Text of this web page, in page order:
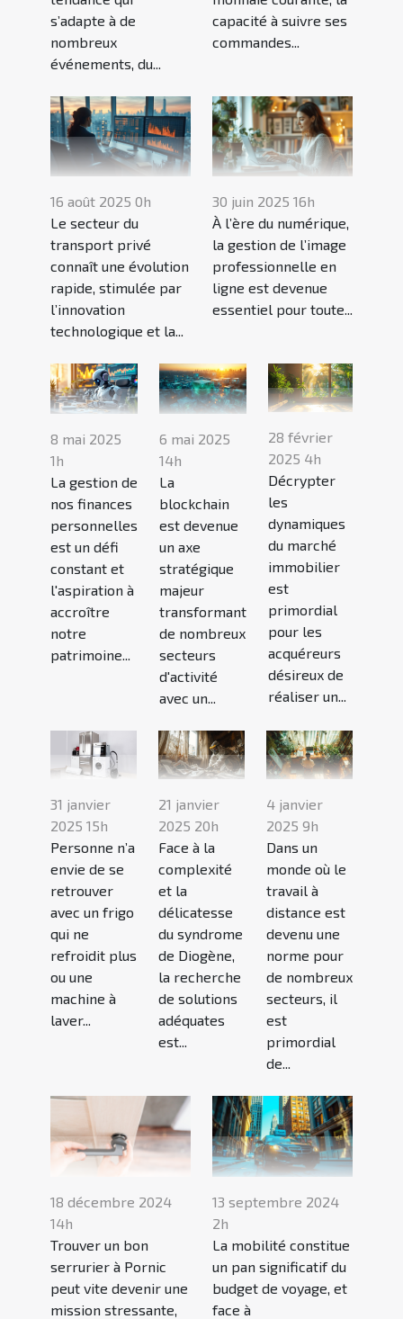
s’adapte à de
nombreux
événements, du...
capacité à suivre ses
commandes...
16 août 2025 0h
Le secteur du
transport privé
connaît une évolution
rapide, stimulée par
l’innovation
technologique et la...
30 juin 2025 16h
À l’ère du numérique,
la gestion de l’image
professionnelle en
ligne est devenue
essentiel pour toute...
8 mai 2025
1h
La gestion de
nos finances
personnelles
est un défi
constant et
l'aspiration à
accroître
notre
patrimoine...
6 mai 2025
14h
La
blockchain
est devenue
un axe
stratégique
majeur
transformant
de nombreux
secteurs
d'activité
avec un...
28 février
2025 4h
Décrypter
les
dynamiques
du marché
immobilier
est
primordial
pour les
acquéreurs
désireux de
réaliser un...
31 janvier
2025 15h
Personne n’a
envie de se
retrouver
avec un frigo
qui ne
refroidit plus
ou une
machine à
laver...
21 janvier
2025 20h
Face à la
complexité
et la
délicatesse
du syndrome
de Diogène,
la recherche
de solutions
adéquates
est...
4 janvier
2025 9h
Dans un
monde où le
travail à
distance est
devenu une
norme pour
de nombreux
secteurs, il
est
primordial
de...
18 décembre 2024
14h
Trouver un bon
serrurier à Pornic
peut vite devenir une
mission stressante,
13 septembre 2024
2h
La mobilité constitue
un pan significatif du
budget de voyage, et
face à